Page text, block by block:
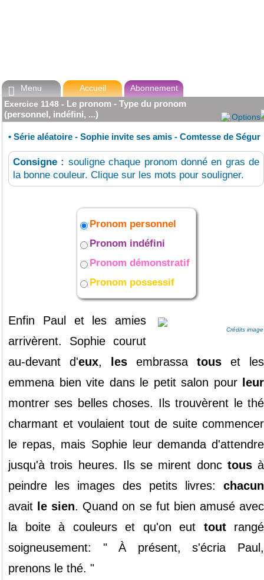
 Menu Accueil
Abonnement
Exercice 1148 - Le pronom - Type du pronom
(personnel, indéfini, ...)
Options
• Série aléatoire - Sophie invite ses amis - Comtesse de Ségur
Consigne : souligne chaque pronom donné en gras de
la bonne couleur. Clique sur les mots pour souligner.
Pronom personnel
Pronom indéfini
Pronom démonstratif
Pronom possessif
Crédits image
Enfin Paul et les amies
arrivèrent. Sophie courut
au-devant d'eux, les embrassa tous et les
emmena bien vite dans le petit salon pour
leur
montrer ses belles choses. Ils trouvèrent le thé
charmant et voulaient tout de suite commencer
le repas, mais Sophie leur demanda d'attendre
jusqu'à trois heures. Ils se mirent donc tousà
peindre les images des petits livres: chacun
avait le sien. Quand on se fut bien amusé avec
la boite à couleurs et qu'on eut toutrangé
soigneusement: " À présent, s'écria Paul,
prenons le thé. "